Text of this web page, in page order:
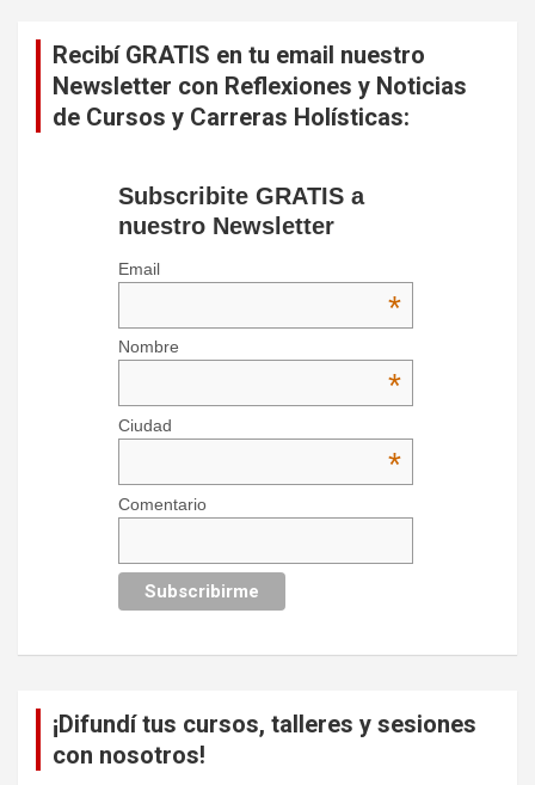
Recibí GRATIS en tu email nuestro
Newsletter con Reflexiones y Noticias
de Cursos y Carreras Holísticas:
Subscribite GRATIS a
nuestro Newsletter
Email
*
Nombre
*
Ciudad
*
Comentario
¡Difundí tus cursos, talleres y sesiones
con nosotros!